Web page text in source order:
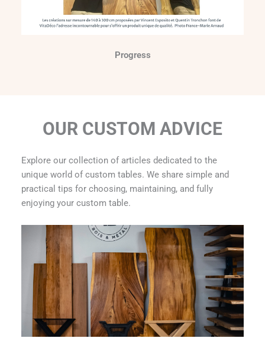
Progress
OUR CUSTOM ADVICE
Explore our collection of articles dedicated to the
unique world of custom tables. We share simple and
practical tips for choosing, maintaining, and fully
enjoying your custom table.